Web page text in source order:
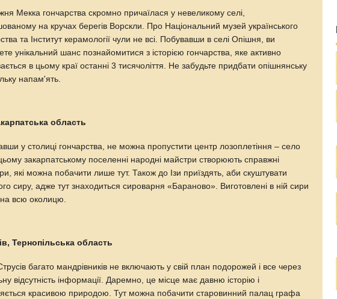
Мекка гончарства скромно причаїлася у невеликому селі,
на кручах берегів Ворскли. Про Національний музей українського
та Інститут керамології чули не всі. Побувавши в селі Опішня, ви
унікальний шанс познайомитися з історією гончарства, яке активно
в цьому краї останні 3 тисячоліття. Не забудьте придбати опішнянську
напам'ять.
область
у столиці гончарства, не можна пропустити центр лозоплетіння – село
закарпатському поселенні народні майстри створюють справжні
які можна побачити лише тут. Також до Ізи приїздять, аби скуштувати
сиру, адже тут знаходиться сироварня «Бараново». Виготовлені в ній сири
на всю околицю.
Тернопільська область
багато мандрівників не включають у свій план подорожей і все через
відсутність інформації. Даремно, це місце має давню історію і
красивою природою. Тут можна побачити старовинний палац графа